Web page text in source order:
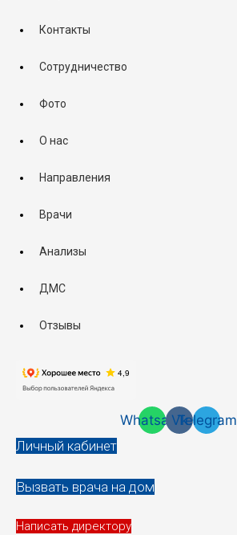
Контакты
Сотрудничество
Фото
О нас
Направления
Врачи
Анализы
ДМС
Отзывы
Whatsapp
Vk
Telegram
Личный кабинет
Вызвать врача на дом
Написать директору